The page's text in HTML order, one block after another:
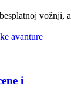
vožnji, a
i